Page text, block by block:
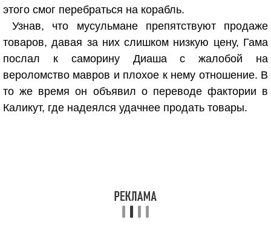
этого смог перебраться на корабль.
Узнав, что мусульмане препятствуют продаже
товаров, давая за них слишком низкую цену, Гама
послал к саморину Диаша с жалобой на
вероломство мавров и плохое к нему отношение. В
то же время он объявил о переводе фактории в
Каликут, где надеялся удачнее продать товары.